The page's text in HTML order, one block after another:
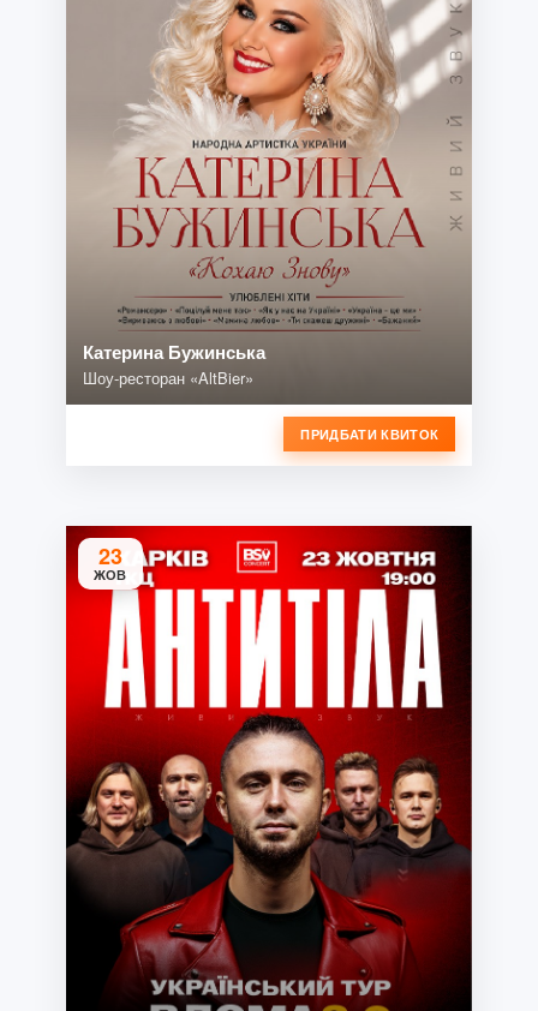
Катерина Бужинська
Шоу-ресторан «AltBier»
ПРИДБАТИ КВИТОК
23
ЖОВ